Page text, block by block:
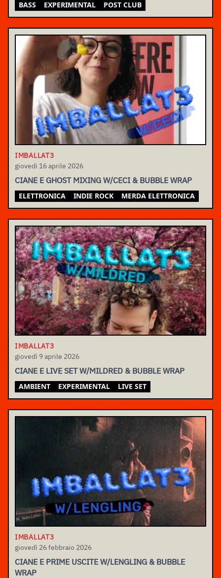
BASS EXPERIMENTAL POST CLUB
IMBALLAT3
giovedì 16 aprile 2026
CIANE E GHOST MIXING W/CECI & BUBBLE WRAP
ELETTRONICA INDIE ROCK MERDA ELETTRONICA
IMBALLAT3
giovedì 9 aprile 2026
CIANE E LIVE SET W/MILDRED & BUBBLE WRAP
AMBIENT EXPERIMENTAL LIVE SET
IMBALLAT3
giovedì 26 febbraio 2026
CIANE E PRIME USCITE W/LENGLING & BUBBLE
WRAP